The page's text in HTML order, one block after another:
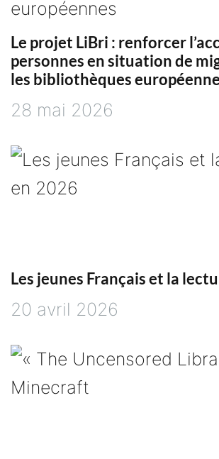
Le projet LiBri : renforcer
personnes en situation de
les bibliothèques
28 mai 2026
Les jeunes Français et la
20 avril 2026